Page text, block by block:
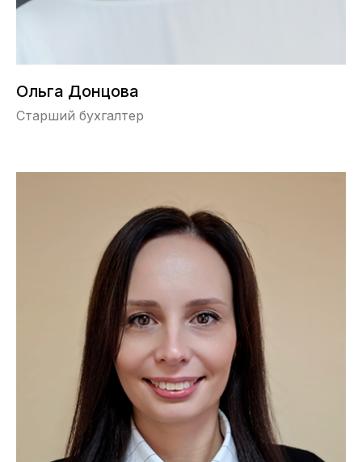
Ольга Донцова
Старший бухгалтер